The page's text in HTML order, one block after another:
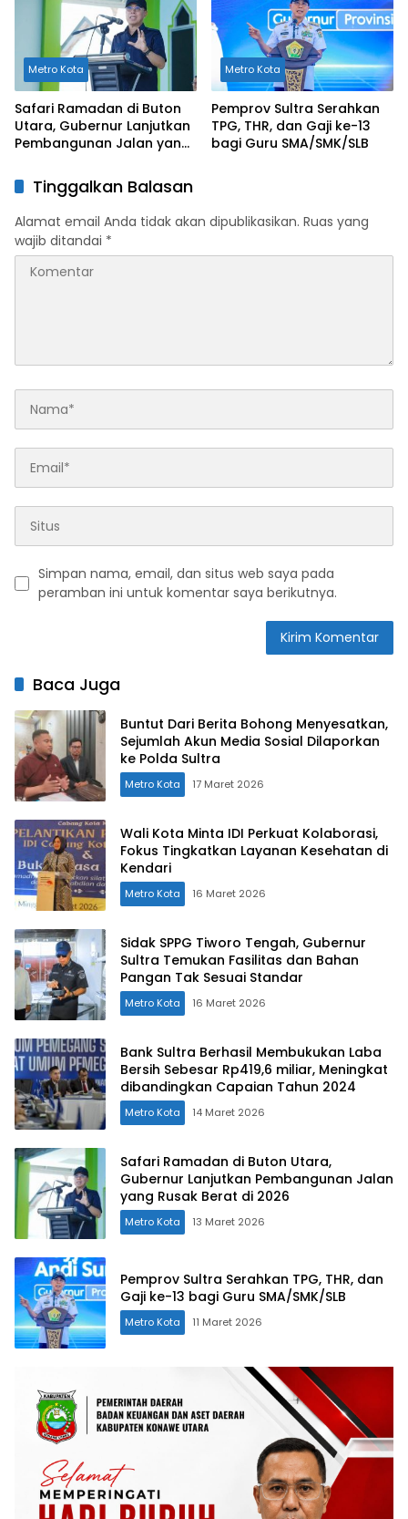
Metro Kota
Safari Ramadan di Buton
Utara, Gubernur Lanjutkan
Pembangunan Jalan yang
Metro Kota
Pemprov Sultra Serahkan
TPG, THR, dan Gaji ke-13
bagi Guru SMA/SMK/SLB
Tinggalkan Balasan
Alamat email Anda tidak akan dipublikasikan. Ruas yang
wajib ditandai *
Simpan nama, email, dan situs web saya pada
peramban ini untuk komentar saya berikutnya.
Baca Juga
Buntut Dari Berita Bohong Menyesatkan,
Sejumlah Akun Media Sosial Dilaporkan
ke Polda Sultra
Metro Kota 17 Maret 2026
Wali Kota Minta IDI Perkuat Kolaborasi,
Fokus Tingkatkan Layanan Kesehatan di
Kendari
Metro Kota 16 Maret 2026
Sidak SPPG Tiworo Tengah, Gubernur
Sultra Temukan Fasilitas dan Bahan
Pangan Tak Sesuai Standar
Metro Kota 16 Maret 2026
Bank Sultra Berhasil Membukukan Laba
Bersih Sebesar Rp419,6 miliar, Meningkat
dibandingkan Capaian Tahun 2024
Metro Kota 14 Maret 2026
Safari Ramadan di Buton Utara,
Gubernur Lanjutkan Pembangunan Jalan
yang Rusak Berat di 2026
Metro Kota 13 Maret 2026
Pemprov Sultra Serahkan TPG, THR, dan
Gaji ke-13 bagi Guru SMA/SMK/SLB
Metro Kota 11 Maret 2026